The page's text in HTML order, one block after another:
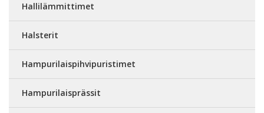
Hallilämmittimet
Halsterit
Hampurilaispihvipuristimet
Hampurilaisprässit